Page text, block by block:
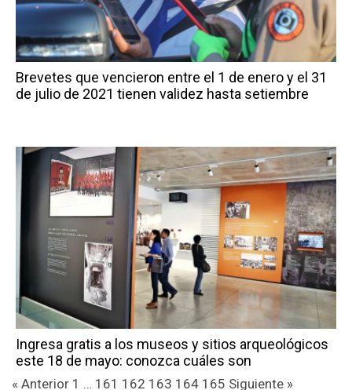
Brevetes que vencieron entre el 1 de enero y el​ 31
de julio de 2021 tienen validez hasta setiembre
Ingresa gratis a los museos y sitios arqueológicos
este 18 de mayo: conozca cuáles son
« Anterior 1 … 161 162 163 164 165 Siguiente »